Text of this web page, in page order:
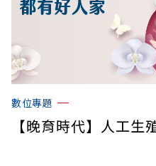
數位專題
【晚育時代】人工生